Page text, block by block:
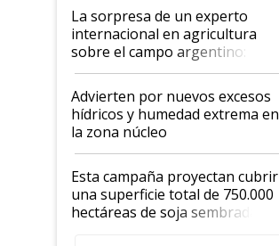
La sorpresa de un experto
internacional en agricultura
sobre el campo argentino:
"Estoy muy impresionado"
Advierten por nuevos excesos
hídricos y humedad extrema en
la zona núcleo
Esta campaña proyectan cubrir
una superficie total de 750.000
hectáreas de soja sembradas